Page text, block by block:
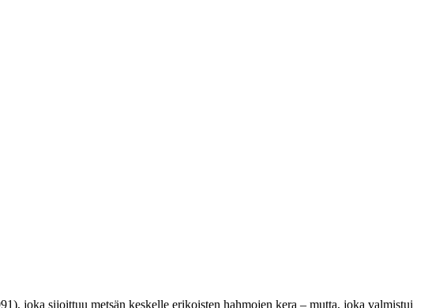
joka sijoittuu metsän keskelle erikoisten hahmojen kera – mutta, joka valmistui